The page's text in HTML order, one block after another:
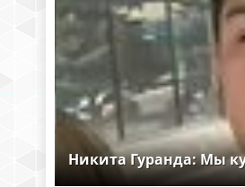
Никита Гуранда: Мы